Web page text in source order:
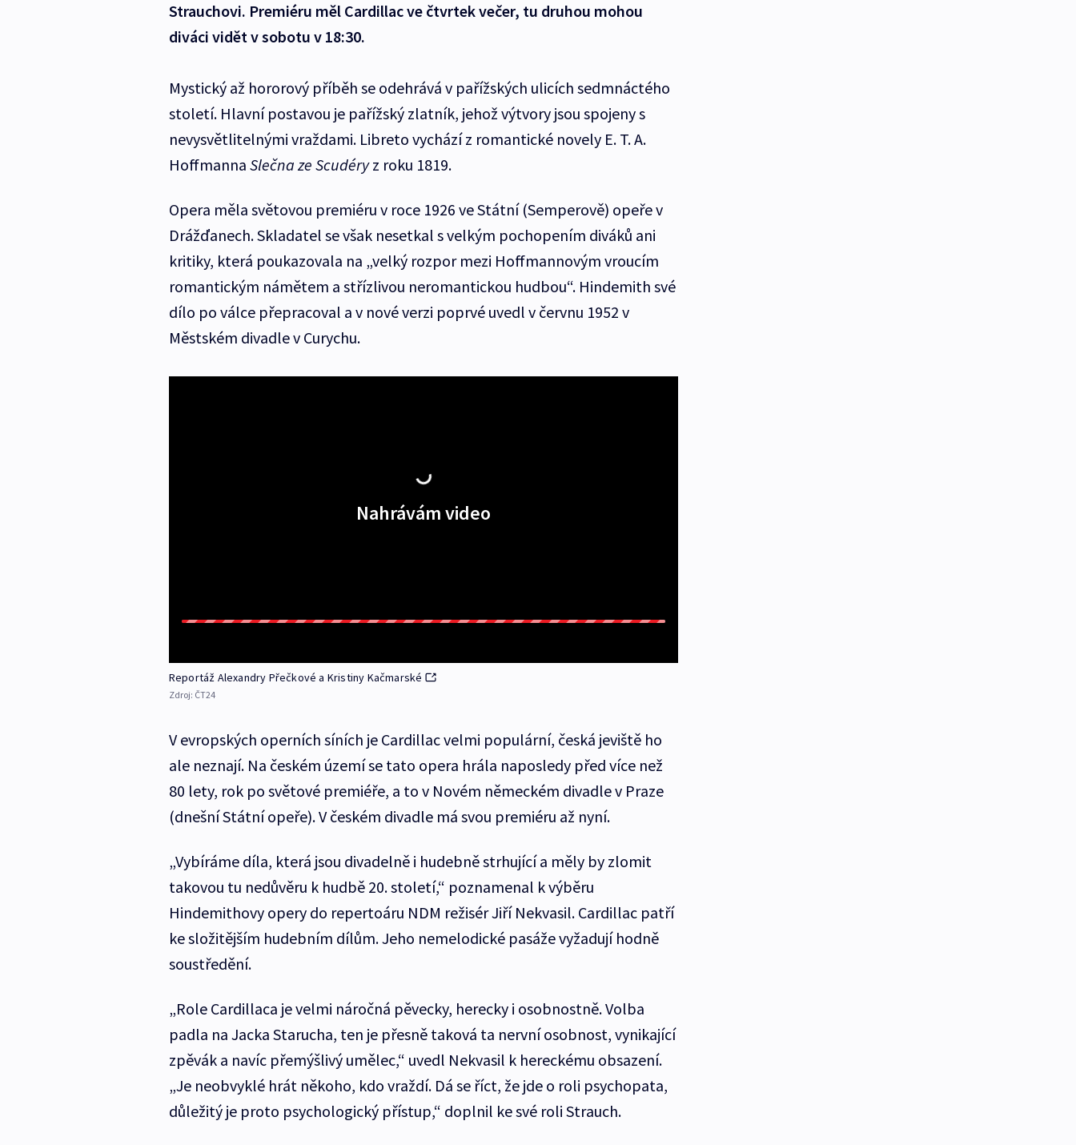
Strauchovi. Premiéru měl Cardillac ve čtvrtek večer, tu druhou mohou
diváci vidět v sobotu v 18:30.
Mystický až hororový příběh se odehrává v pařížských ulicích sedmnáctého
století. Hlavní postavou je pařížský zlatník, jehož výtvory jsou spojeny s
nevysvětlitelnými vraždami. Libreto vychází z romantické novely E. T. A.
Hoffmanna Slečna ze Scudéryz roku 1819.
Opera měla světovou premiéru v roce 1926 ve Státní (Semperově) opeře v
Drážďanech. Skladatel se však nesetkal s velkým pochopením diváků ani
kritiky, která poukazovala na „velký rozpor mezi Hoffmannovým vroucím
romantickým námětem a střízlivou neromantickou hudbou“. Hindemith své
dílo po válce přepracoval a v nové verzi poprvé uvedl v červnu 1952 v
Městském divadle v Curychu.
Nahrávám video
Reportáž Alexandry Přečkové a Kristiny Kačmarské
Zdroj: ČT24
V evropských operních síních je Cardillac velmi populární, česká jeviště ho
ale neznají. Na českém území se tato opera hrála naposledy před více než
80 lety, rok po světové premiéře, a to v Novém německém divadle v Praze
(dnešní Státní opeře). V českém divadle má svou premiéru až nyní.
„Vybíráme díla, která jsou divadelně i hudebně strhující a měly by zlomit
takovou tu nedůvěru k hudbě 20. století,“ poznamenal k výběru
Hindemithovy opery do repertoáru NDM režisér Jiří Nekvasil. Cardillac patří
ke složitějším hudebním dílům. Jeho nemelodické pasáže vyžadují hodně
soustředění.
„Role Cardillaca je velmi náročná pěvecky, herecky i osobnostně. Volba
padla na Jacka Starucha, ten je přesně taková ta nervní osobnost, vynikající
zpěvák a navíc přemýšlivý umělec,“ uvedl Nekvasil k hereckému obsazení.
„Je neobvyklé hrát někoho, kdo vraždí. Dá se říct, že jde o roli psychopata,
důležitý je proto psychologický přístup,“ doplnil ke své roli Strauch.